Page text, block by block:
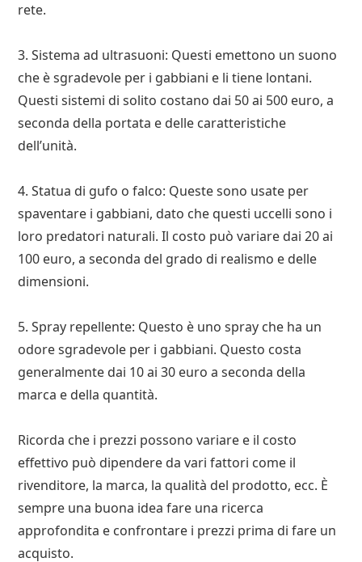
rete.
3. Sistema ad ultrasuoni: Questi emettono un suono
che è sgradevole per i gabbiani e li tiene lontani.
Questi sistemi di solito costano dai 50 ai 500 euro, a
seconda della portata e delle caratteristiche
dell’unità.
4. Statua di gufo o falco: Queste sono usate per
spaventare i gabbiani, dato che questi uccelli sono i
loro predatori naturali. Il costo può variare dai 20 ai
100 euro, a seconda del grado di realismo e delle
dimensioni.
5. Spray repellente: Questo è uno spray che ha un
odore sgradevole per i gabbiani. Questo costa
generalmente dai 10 ai 30 euro a seconda della
marca e della quantità.
Ricorda che i prezzi possono variare e il costo
effettivo può dipendere da vari fattori come il
rivenditore, la marca, la qualità del prodotto, ecc. È
sempre una buona idea fare una ricerca
approfondita e confrontare i prezzi prima di fare un
acquisto.